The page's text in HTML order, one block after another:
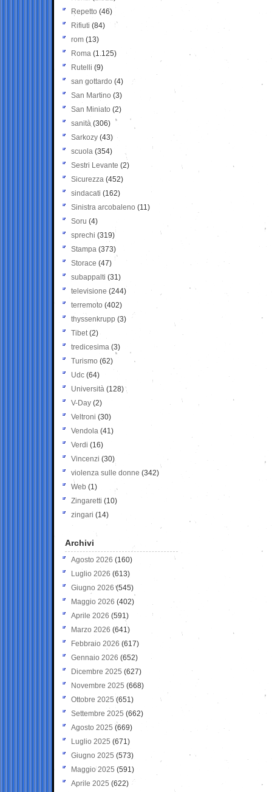
Repetto (46)
Rifiuti (84)
rom (13)
Roma (1.125)
Rutelli (9)
san gottardo (4)
San Martino (3)
San Miniato (2)
sanità (306)
Sarkozy (43)
scuola (354)
Sestri Levante (2)
Sicurezza (452)
sindacati (162)
Sinistra arcobaleno (11)
Soru (4)
sprechi (319)
Stampa (373)
Storace (47)
subappalti (31)
televisione(244)
terremoto (402)
thyssenkrupp (3)
Tibet(2)
tredicesima (3)
Turismo (62)
Udc (64)
Università (128)
V-Day (2)
Veltroni (30)
Vendola (41)
Verdi (16)
Vincenzi (30)
violenza sulle donne (342)
Web (1)
Zingaretti (10)
zingari (14)
Archivi
Agosto 2026 (160)
Luglio 2026 (613)
Giugno 2026 (545)
Maggio 2026 (402)
Aprile 2026 (591)
Marzo 2026 (641)
Febbraio 2026 (617)
Gennaio 2026 (652)
Dicembre 2025 (627)
Novembre 2025 (668)
Ottobre 2025 (651)
Settembre 2025 (662)
Agosto 2025 (669)
Luglio 2025 (671)
Giugno 2025 (573)
Maggio 2025 (591)
Aprile 2025 (622)